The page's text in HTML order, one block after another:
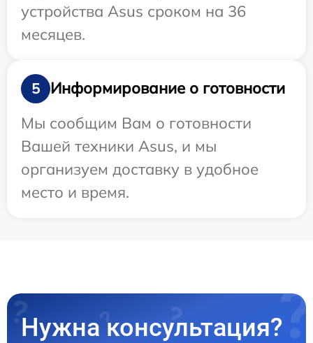
устройства Asus сроком на 36
месяцев.
5
Информирование о готовности
Мы сообщим Вам о готовности
Вашей техники Asus, и мы
организуем доставку в удобное
место и время.
Нужна консультация?